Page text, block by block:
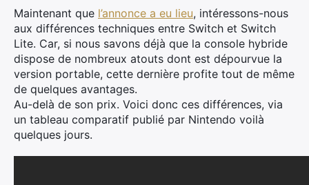
Maintenant que l’annonce a eu lieu, intéressons-nous
aux différences techniques entre Switch et Switch
Lite. Car, si nous savons déjà que la console hybride
dispose de nombreux atouts dont est dépourvue la
version portable, cette dernière profite tout de même
de quelques avantages.
Au-delà de son prix. Voici donc ces différences, via
un tableau comparatif publié par Nintendo voilà
quelques jours.